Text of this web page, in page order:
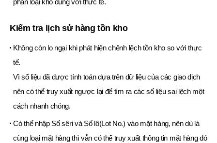
phân loại kho đúng với thực tế.
Kiểm tra lịch sử hàng tồn kho
Không còn lo ngại khi phát hiện chênh lệch tồn kho so với thực
tế.
Vì số liệu đã được tính toán dựa trên dữ liệu của các giao dịch
nên có thể truy xuất ngược lại để tìm ra các số liệu sai lệch một
cách nhanh chóng.
Có thể nhập Số sêri và Số lô(Lot No.) vào mặt hàng, nên dù là
cùng loại mặt hàng thì vẫn có thể truy xuất thông tin mặt hàng đó